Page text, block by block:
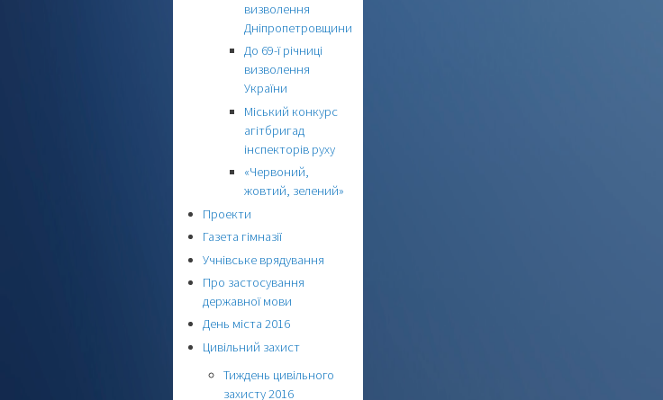
визволення
Дніпропетровщини
До 69-ї річниці
визволення
України
Міський конкурс
агітбригад
інспекторів руху
«Червоний,
жовтий, зелений»
Проекти
Газета гімназії
Учнівське врядування
Про застосування
державної мови
День міста 2016
Цивільний захист
Тиждень цивільного
захисту 2016